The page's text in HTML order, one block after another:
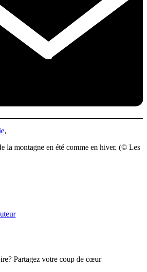
,
la montagne en été comme en hiver. (© Les
Partagez votre coup de cœur